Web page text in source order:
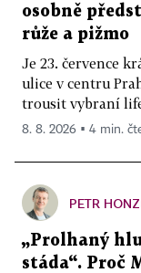
osobně
růže a pižmo
Je 23. července
ulice v centru
trousit vybraní
8. 8. 2026 ▪ 4 min.
PETR
„Prolhaný
stáda“. Proč